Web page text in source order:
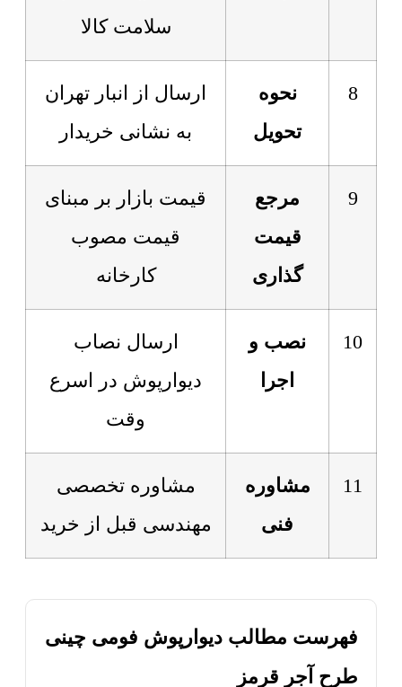
سلامت کالا
8
نحوه
تحویل
ارسال از انبار تهران
به نشانی خریدار
9
مرجع
قیمت
گذاری
قیمت بازار بر مبنای
قیمت مصوب
کارخانه
10
نصب و
اجرا
ارسال نصاب
دیوارپوش در اسرع
وقت
11
مشاوره
فنی
مشاوره تخصصی
مهندسی قبل از خرید
فهرست مطالب دیوارپوش فومی چینی
طرح آجر قرمز